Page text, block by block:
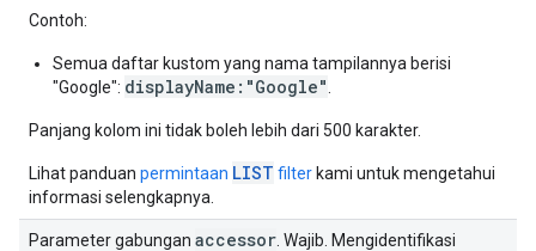
Contoh:
Semua daftar kustom yang nama tampilannya berisi
"Google": displayName:"Google"
Panjang kolom ini tidak boleh lebih dari 500 karakter.
Lihat panduan permintaan LIST filter kami untuk mengetahui
informasi selengkapnya.
Parameter gabungan accessor . Wajib. Mengidentifikasi